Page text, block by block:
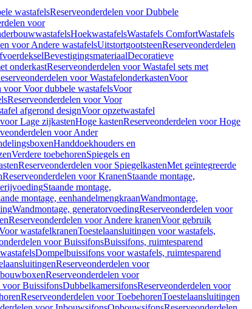
wastafelsReserveonderdelen voor Dubbele
voor
HoekwastafelsWastafels ComfortWastafels
voor Andere wastafelsUitstortgootsteenReserveonderdelen
BevestigingsmateriaalDecoratieve
onderkastReserveonderdelen voor Wastafel sets met
voor WastafelonderkastenVoor
voor Voor dubbele wastafelsVoor
Reserveonderdelen voor Voor
afgerond designVoor opzetwastafel
Lage zijkastenHoge kastenReserveonderdelen voor Hoge
voor Ander
Handdoekhouders en
Verdere toebehorenSpiegels en
Reserveonderdelen voor SpiegelkastenMet geïntegreerde
Reserveonderdelen voor KranenStaande montage,
Staande montage,
montage, eenhandelmengkraanWandmontage,
Wandmontage, generatorvoedingReserveonderdelen voor
Reserveonderdelen voor Andere kranenVoor gebruik
wastafelkranenToestelaansluitingen voor wastafels,
voor BuissifonsBuissifons, ruimtesparend
Dompelbuissifons voor wastafels, ruimtesparend
Reserveonderdelen voor
Reserveonderdelen voor
voor BuissifonsDubbelkamersifonsReserveonderdelen voor
Reserveonderdelen voor ToebehorenToestelaansluitingen